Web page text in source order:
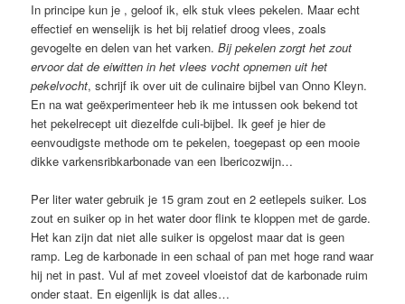
In principe kun je , geloof ik, elk stuk vlees pekelen. Maar echt
effectief en wenselijk is het bij relatief droog vlees, zoals
gevogelte en delen van het varken.Bij pekelen zorgt het zout
ervoor dat de eiwitten in het vlees vocht opnemen uit het
pekelvocht, schrijf ik over uit de culinaire bijbel van Onno Kleyn.
En na wat geëxperimenteer heb ik me intussen ook bekend tot
het pekelrecept uit diezelfde culi-bijbel. Ik geef je hier de
eenvoudigste methode om te pekelen, toegepast op een mooie
dikke varkensribkarbonade van een Ibericozwijn…
Per liter water gebruik je 15 gram zout en 2 eetlepels suiker. Los
zout en suiker op in het water door flink te kloppen met de garde.
Het kan zijn dat niet alle suiker is opgelost maar dat is geen
ramp. Leg de karbonade in een schaal of pan met hoge rand waar
hij net in past. Vul af met zoveel vloeistof dat de karbonade ruim
onder staat. En eigenlijk is dat alles…